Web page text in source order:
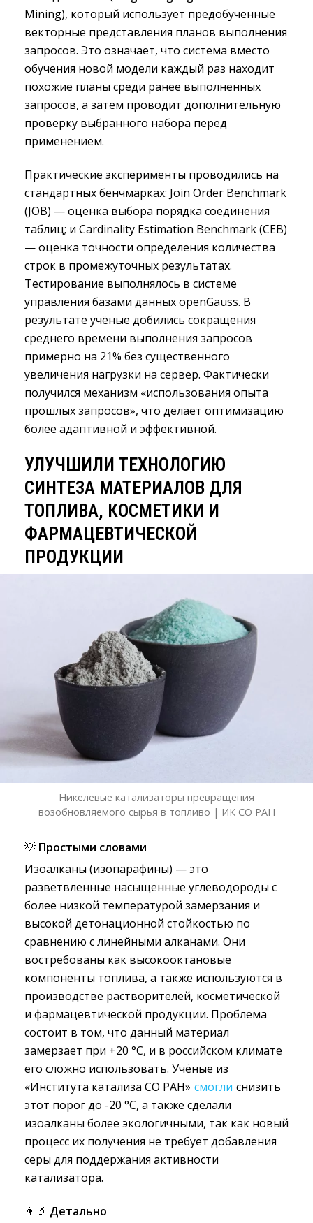
Mining), который использует предобученные
векторные представления планов выполнения
запросов. Это означает, что система вместо
обучения новой модели каждый раз находит
похожие планы среди ранее выполненных
запросов, а затем проводит дополнительную
проверку выбранного набора перед
применением.
Практические эксперименты проводились на
стандартных бенчмарках: Join Order Benchmark
(JOB) — оценка выбора порядка соединения
таблиц; и Cardinality Estimation Benchmark (CEB)
— оценка точности определения количества
строк в промежуточных результатах.
Тестирование выполнялось в системе
управления базами данных openGauss. В
результате учёные добились сокращения
среднего времени выполнения запросов
примерно на 21% без существенного
увеличения нагрузки на сервер. Фактически
получился механизм «использования опыта
прошлых запросов», что делает оптимизацию
более адаптивной и эффективной.
УЛУЧШИЛИ ТЕХНОЛОГИЮ
СИНТЕЗА МАТЕРИАЛОВ ДЛЯ
ТОПЛИВА, КОСМЕТИКИ И
ФАРМАЦЕВТИЧЕСКОЙ
ПРОДУКЦИИ
Никелевые катализаторы превращения
возобновляемого сырья в топливо | ИК СО РАН
💡 Простыми словами
Изоалканы (изопарафины) — это
разветвленные насыщенные углеводороды с
более низкой температурой замерзания и
высокой детонационной стойкостью по
сравнению с линейными алканами. Они
востребованы как высокооктановые
компоненты топлива, а также используются в
производстве растворителей, косметической
и фармацевтической продукции. Проблема
состоит в том, что данный материал
замерзает при +20 °C, и в российском климате
его сложно использовать. Учёные из
«Института катализа СО РАН» смогли снизить
этот порог до -20 °C, а также сделали
изоалканы более экологичными, так как новый
процесс их получения не требует добавления
серы для поддержания активности
катализатора.
👨‍🔬 Детально